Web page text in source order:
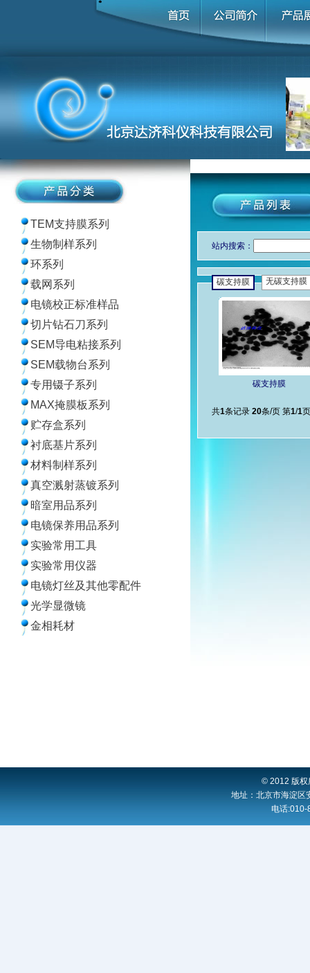
TEM支持膜系列
生物制样系列
环系列
载网系列
电镜校正标准样品
切片钻石刀系列
SEM导电粘接系列
SEM载物台系列
专用镊子系列
MAX掩膜板系列
贮存盒系列
衬底基片系列
材料制样系列
真空溅射蒸镀系列
暗室用品系列
电镜保养用品系列
实验常用工具
实验常用仪器
电镜灯丝及其他零配件
光学显微镜
金相耗材
站内搜索：
碳支持膜 无碳支持膜
碳支持膜
共1条记录 20条/页 第1/1页
© 2012 版权
地址：北京市海淀区
电话:010-